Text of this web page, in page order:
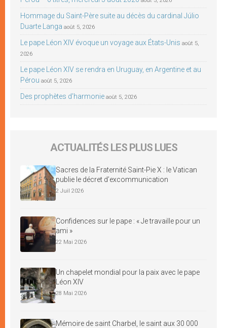
Hommage du Saint-Père suite au décès du cardinal Júlio
Duarte Langa août 5, 2026
Le pape Léon XIV évoque un voyage aux États-Unis août 5,
2026
Le pape Léon XIV se rendra en Uruguay, en Argentine et au
Pérou août 5, 2026
Des prophètes d’harmonie août 5, 2026
ACTUALITÉS LES PLUS LUES
Sacres de la Fraternité Saint-Pie X : le Vatican
publie le décret d’excommunication
2 Juil 2026
Confidences sur le pape : « Je travaille pour un
ami »
22 Mai 2026
Un chapelet mondial pour la paix avec le pape
Léon XIV
28 Mai 2026
Mémoire de saint Charbel, le saint aux 30 000